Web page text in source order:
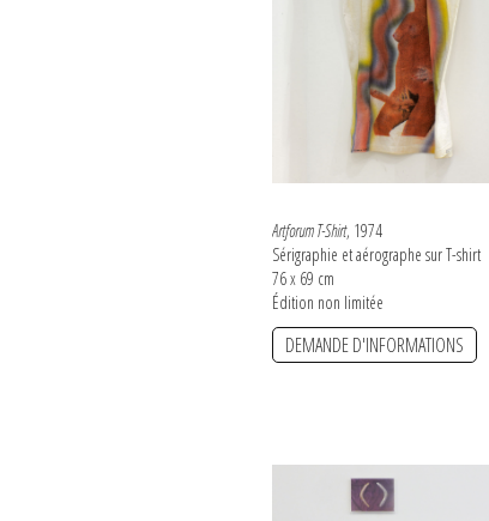
Artforum T-Shirt, 1974
Sérigraphie et aérographe sur T-shirt
76 x 69 cm
Édition non limitée
DEMANDE D'INFORMATIONS